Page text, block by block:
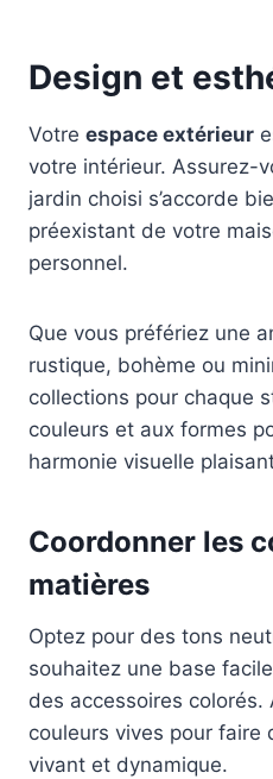
Design et
Votre espace extérieur
votre intérieur. Assurez-
jardin choisi s’accorde
préexistant de votre
personnel.
Que vous préfériez une
rustique, bohème ou
collections pour chaque
couleurs et aux formes
harmonie visuelle
Coordonner les
matières
Optez pour des tons
souhaitez une base
des accessoires
couleurs vives pour faire
vivant et dynamique.